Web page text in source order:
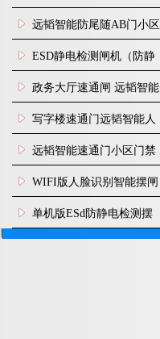
机
远韬智能防尾随AB门小区
门禁闸机安装
​ESD静电检测闸机（防静
电门禁通道系统）
政务大厅速通闸 远韬智能
防尾随静音速通门
写字楼速通门远韬智能人
脸识别快速通道闸
远韬智能速通门小区门禁
闸机食堂消费摆闸
WIFI版人脸识别智能摆闸
机
单机版ESd防静电检测摆
闸机